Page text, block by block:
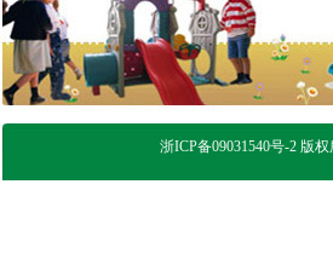
浙ICP备09031540号-2 版